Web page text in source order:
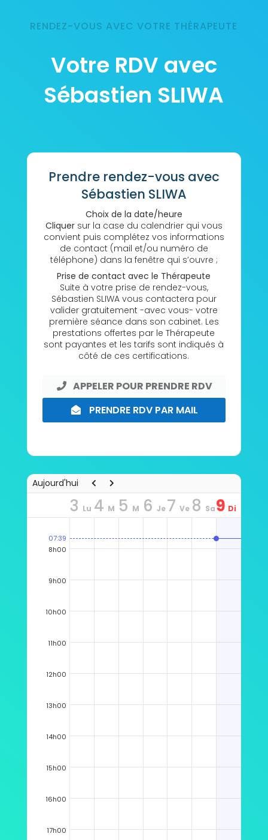
RENDEZ-VOUS AVEC VOTRE THÉRAPEUTE
Votre RDV avec
Sébastien SLIWA
Prendre rendez-vous avec
Sébastien SLIWA
Choix de la date/heure
Cliquersur la case du calendrier qui vous
convient puis complétez vos informations
de contact (mail et/ou numéro de
téléphone) dans la fenêtre qui s’ouvre ;
Prise de contact avec le Thérapeute
Suite à votre prise de rendez-vous,
Sébastien SLIWA vous contactera pour
valider gratuitement -avec vous- votre
première séance dans son cabinet. Les
prestations offertes par le Thérapeute
sont payantes et les tarifs sont indiqués à
côté de ces certifications.
APPELER POUR PRENDRE RDV
PRENDRE RDV PAR MAIL
Aujourd'hui
3 Lu 4 M 5 M 6 Je 7 Ve 8 Sa9 Di
m
8h00
9h00
10h00
11h00
12h00
13h00
14h00
15h00
16h00
17h00
07:39